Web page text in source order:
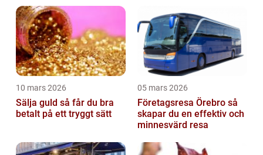
10 mars 2026
Sälja guld så får du bra
betalt på ett tryggt sätt
05 mars 2026
Företagsresa Örebro så
skapar du en effektiv och
minnesvärd resa